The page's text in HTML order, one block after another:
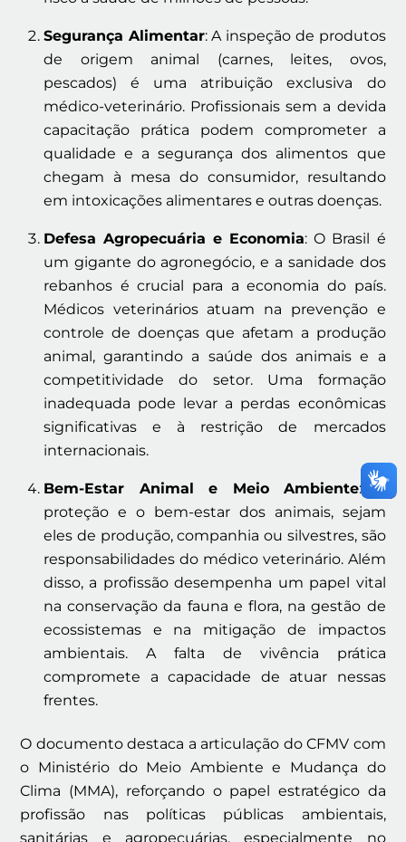
Segurança Alimentar: A inspeção de produtos
de origem animal (carnes, leites, ovos,
pescados) é uma atribuição exclusiva do
médico-veterinário. Profissionais sem a devida
capacitação prática podem comprometer a
qualidade e a segurança dos alimentos que
chegam à mesa do consumidor, resultando
em intoxicações alimentares e outras doenças.
Defesa Agropecuária e Economia: O Brasil é
um gigante do agronegócio, e a sanidade dos
rebanhos é crucial para a economia do país.
Médicos veterinários atuam na prevenção e
controle de doenças que afetam a produção
animal, garantindo a saúde dos animais e a
competitividade do setor. Uma formação
inadequada pode levar a perdas econômicas
significativas e à restrição de mercados
internacionais.
Bem-Estar Animal e Meio Ambiente: A
proteção e o bem-estar dos animais, sejam
eles de produção, companhia ou silvestres, são
responsabilidades do médico veterinário. Além
disso, a profissão desempenha um papel vital
na conservação da fauna e flora, na gestão de
ecossistemas e na mitigação de impactos
ambientais. A falta de vivência prática
compromete a capacidade de atuar nessas
frentes.
O documento destaca a articulação do CFMV com
o Ministério do Meio Ambiente e Mudança do
Clima (MMA), reforçando o papel estratégico da
profissão nas políticas públicas ambientais,
sanitárias e agropecuárias, especialmente no